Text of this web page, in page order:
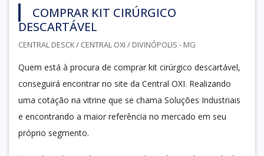
COMPRAR KIT CIRÚRGICO
DESCARTÁVEL
CENTRAL DESCK / CENTRAL OXI / DIVINÓPOLIS - MG
Quem está à procura de comprar kit cirúrgico descartável,
conseguirá encontrar no site da Central OXI. Realizando
uma cotação na vitrine que se chama Soluções Industriais
e encontrando a maior referência no mercado em seu
próprio segmento.